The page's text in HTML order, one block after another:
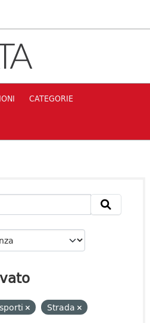
CATEGORIE
Strada